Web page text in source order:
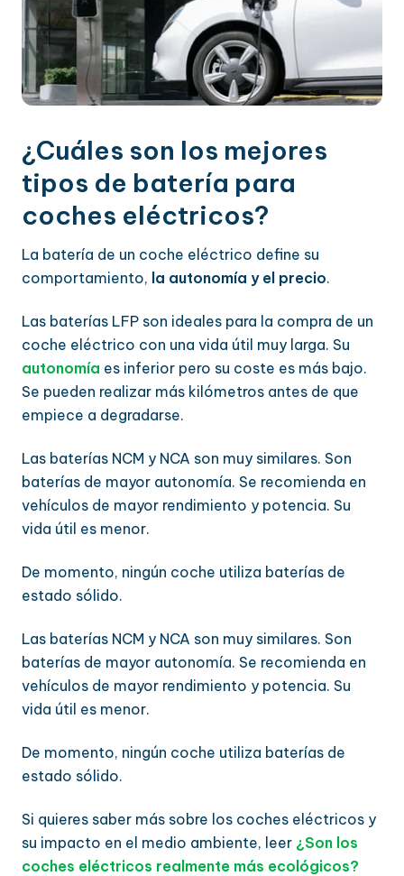
¿Cuáles son los mejores
tipos de batería para
coches eléctricos?
La batería de un coche eléctrico define su
comportamiento, la autonomía y el precio.
Las baterías LFP son ideales para la compra de un
coche eléctrico con una vida útil muy larga. Su
autonomía es inferior pero su coste es más bajo.
Se pueden realizar más kilómetros antes de que
empiece a degradarse.
Las baterías NCM y NCA son muy similares. Son
baterías de mayor autonomía. Se recomienda en
vehículos de mayor rendimiento y potencia. Su
vida útil es menor.
De momento, ningún coche utiliza baterías de
estado sólido.
Las baterías NCM y NCA son muy similares. Son
baterías de mayor autonomía. Se recomienda en
vehículos de mayor rendimiento y potencia. Su
vida útil es menor.
De momento, ningún coche utiliza baterías de
estado sólido.
Si quieres saber más sobre los coches eléctricos y
su impacto en el medio ambiente, leer ¿Son los
coches eléctricos realmente más ecológicos?